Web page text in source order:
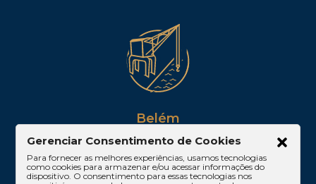
Belém
Av. Visconde de Souza Franco, 05, Sala 2102 –
Edifício Quadra Corporate, Umarizal – Belém/PA
CEP: 66053-000
Gerenciar Consentimento de Cookies
Para fornecer as melhores experiências, usamos tecnologias
como cookies para armazenar e/ou acessar informações do
dispositivo. O consentimento para essas tecnologias nos